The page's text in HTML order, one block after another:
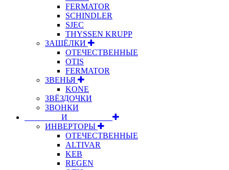
FERMATOR
SCHINDLER
SJEC
THYSSEN KRUPP
ЗАЩЁЛКИ
ОТЕЧЕСТВЕННЫЕ
OTIS
FERMATOR
ЗВЕНЬЯ
KONE
ЗВЁЗДОЧКИ
ЗВОНКИ
⠀⠀⠀⠀⠀⠀И⠀⠀⠀⠀⠀⠀⠀
ИНВЕРТОРЫ
ОТЕЧЕСТВЕННЫЕ
ALTIVAR
KEB
REGEN